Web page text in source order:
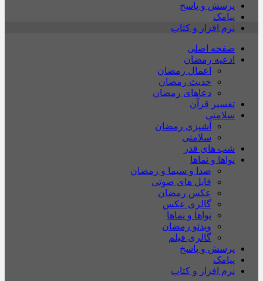
پرسش و پاسخ
پیامک
نرم افزار و کتاب
صفحه اصلی
ادعیه رمضان
اعمال رمضان
حدیث رمضان
دعاهای رمضان
تفسیر قرآن
سلامتی
آشپزی رمضان
سلامتی
شب های قدر
نواها و نماها
صدا و سیما و رمضان
فایل های صوتی
عکس رمضان
گالری عکس
نواها و نماها
ویدئو رمضان
گالری فیلم
پرسش و پاسخ
پیامک
نرم افزار و کتاب